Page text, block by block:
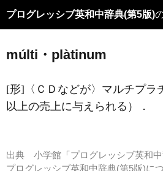
プログレッシブ英和中辞典(第5版)
múlti・plàtinum
[形] 〈ＣＤなどが〉マルチプ
以上の売上に与えられる）
．
出典 小学館「プログレッシブ英和中
プログレッシブ英和中辞典(第5版)